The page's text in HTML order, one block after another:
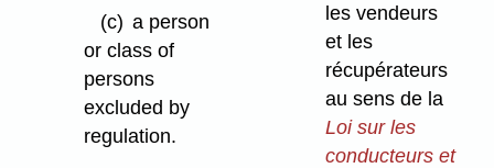
(c) a person
or class of
persons
excluded by
regulation.
les vendeurs
et les
récupérateurs
au sens de la
Loi sur les
conducteurs et